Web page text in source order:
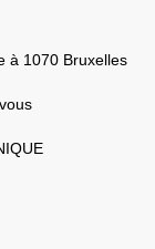
à 1070 Bruxelles